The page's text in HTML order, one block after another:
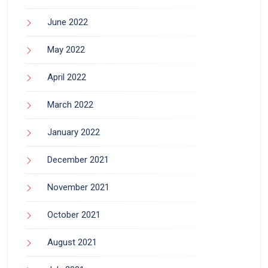
June 2022
May 2022
April 2022
March 2022
January 2022
December 2021
November 2021
October 2021
August 2021